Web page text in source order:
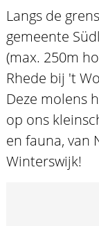
Langs de
gemeente
(max. 250m
Rhede bij 't
Deze molens
op ons
en fauna, van
Winterswijk!